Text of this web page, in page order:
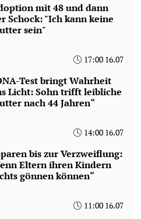
mit 48 und dann
Schock: "Ich kann keine
sein"
17:00 16.07
Test bringt Wahrheit
Licht: Sohn trifft leibliche
nach 44 Jahren“
14:00 16.07
bis zur Verzweiflung:
Eltern ihren Kindern
gönnen können“
11:00 16.07